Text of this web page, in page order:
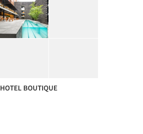
HOTEL BOUTIQUE